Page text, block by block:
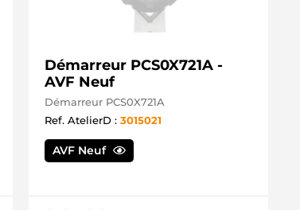
Démarreur PCS0X721A -
AVF Neuf
Démarreur PCS0X721A
Ref. AtelierD : 3015021
AVF Neuf